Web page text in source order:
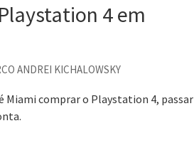
4 em
ANDREI KICHALOWSKY
Miami comprar o Playstation 4, passar